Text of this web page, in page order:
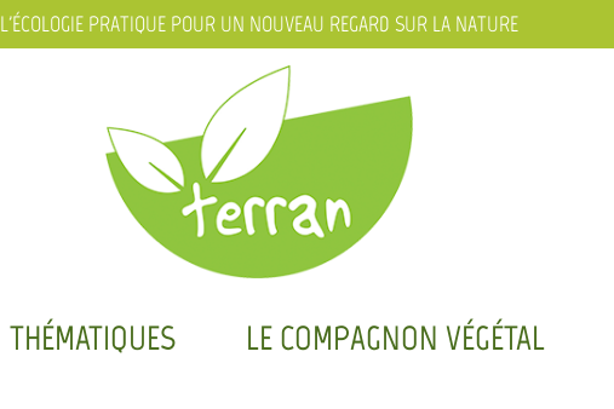
L'ÉCOLOGIE PRATIQUE POUR UN NOUVEAU REGARD SUR LA NATURE
THÉMATIQUES LE COMPAGNON VÉGÉTAL